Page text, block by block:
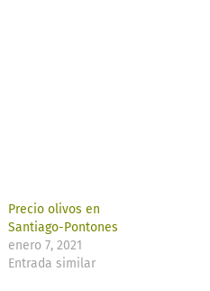
Precio olivos en
Santiago-Pontones​
enero 7, 2021
Entrada similar